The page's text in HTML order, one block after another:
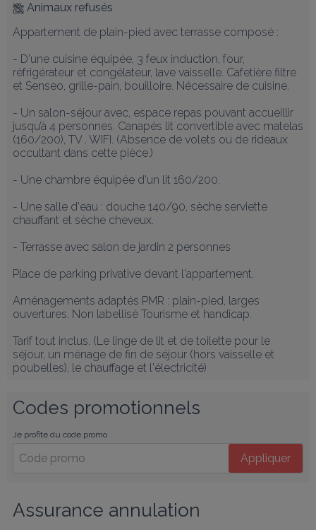
Animaux refusés
Appartement de plain-pied avec terrasse composé :
- D'une cuisine équipée, 3 feux induction, four,
réfrigérateur et congélateur, lave vaisselle. Cafetière filtre
et Senseo, grille-pain, bouilloire. Nécessaire de cuisine.
- Un salon-séjour avec, espace repas pouvant accueillir
jusqu’à 4 personnes. Canapés lit convertible avec matelas
(160/200), TV . WIFI. (Absence de volets ou de rideaux
occultant dans cette pièce.)
- Une chambre équipée d'un lit 160/200.
- Une salle d'eau : douche 140/90, sèche serviette
chauffant et sèche cheveux.
- Terrasse avec salon de jardin 2 personnes
Place de parking privative devant l'appartement.
Aménagements adaptés PMR : plain-pied, larges
ouvertures. Non labellisé Tourisme et handicap.
Tarif tout inclus. (Le linge de lit et de toilette pour le
séjour, un ménage de fin de séjour (hors vaisselle et
poubelles), le chauffage et l'électricité)
Codes promotionnels
Je profite du code promo
Appliquer
Assurance annulation